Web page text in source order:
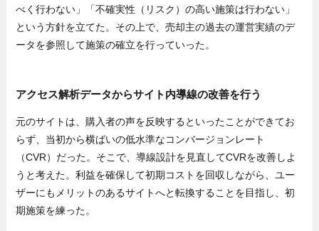
べく行わない」「不確実性（リスク）の高い施策は行わない」
という方針を立てた。その上で、売却主の過去の運営実績のデ
ータを参照して施策の確立を行っていった。
アクセス解析データからサイト内導線の改善を行う
元のサイトは、購入者の声を反映するといったことができてお
らず、当初から横ばいの低水準なコンバージョンレート
（CVR）だった。そこで、導線設計を見直してCVRを改善しよ
うと考えた。利益を確保して初期コストを回収しながら、ユー
ザーにもメリットのあるサイトへと転換することを目指し、初
期施策を練った。